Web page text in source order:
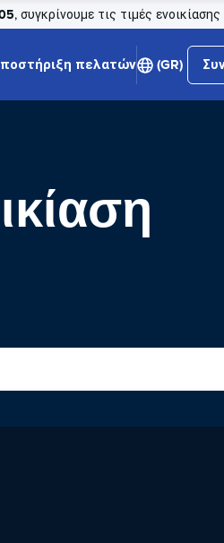
, συγκρίνουμε τις τιμές
πελατών (GR)